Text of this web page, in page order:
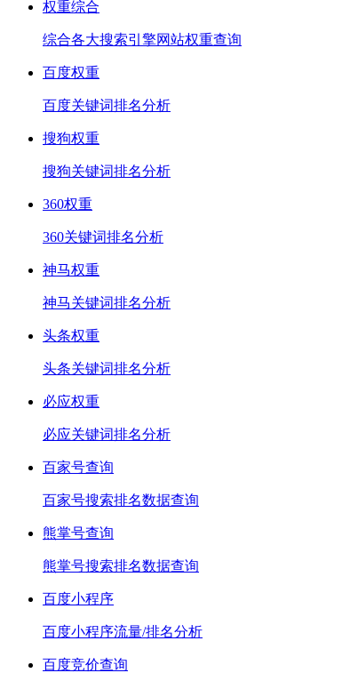
权重综合
综合各大搜索引擎网站权重查询
百度权重
百度关键词排名分析
搜狗权重
搜狗关键词排名分析
360权重
360关键词排名分析
神马权重
神马关键词排名分析
头条权重
头条关键词排名分析
必应权重
必应关键词排名分析
百家号查询
百家号搜索排名数据查询
熊掌号查询
熊掌号搜索排名数据查询
百度小程序
百度小程序流量/排名分析
百度竞价查询